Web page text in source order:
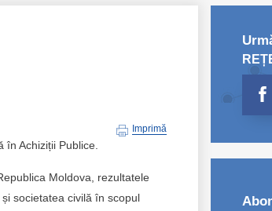
Imprimă
în Achiziții Publice.
Moldova, rezultatele
societatea civilă în scopul